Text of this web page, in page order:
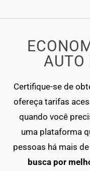
AUTO
Certifique-se de
ofereça tarifas
quando você
uma plataforma
pessoas há mais
busca por